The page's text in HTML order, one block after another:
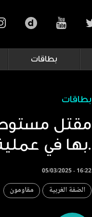
بطاقات
بطاقات
مقتل
بها في عملية الدهس بالخضيرة.
05/03/2025 - 16:22
الضفة الغربية مقاومون